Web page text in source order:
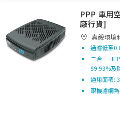
PPP 車用
廠行貨]
真毅環境
過濾低至
二合一
99.93%及
適用面積:
跟機濾網